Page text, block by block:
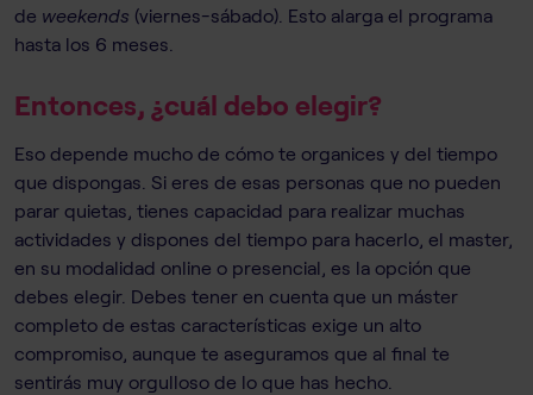
de weekends (viernes-sábado). Esto alarga el programa
hasta los 6 meses.
Entonces, ¿cuál debo elegir?
Eso depende mucho de cómo te organices y del tiempo
que dispongas. Si eres de esas personas que no pueden
parar quietas, tienes capacidad para realizar muchas
actividades y dispones del tiempo para hacerlo, el master,
en su modalidad online o presencial, es la opción que
debes elegir. Debes tener en cuenta que un máster
completo de estas características exige un alto
compromiso, aunque te aseguramos que al final te
sentirás muy orgulloso de lo que has hecho.